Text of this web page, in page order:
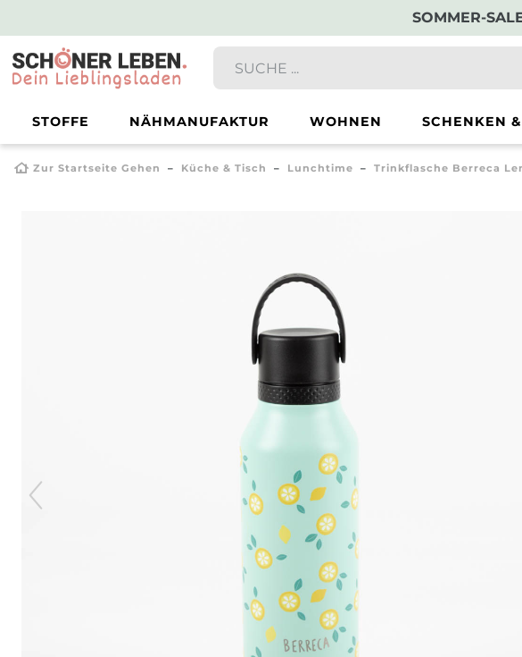
SOMMER-
STOFFE NÄHMANUFAKTUR WOHNEN SCHENKEN
Zur Startseite Gehen Küche & Tisch Lunchtime Trinkflasche Berreca